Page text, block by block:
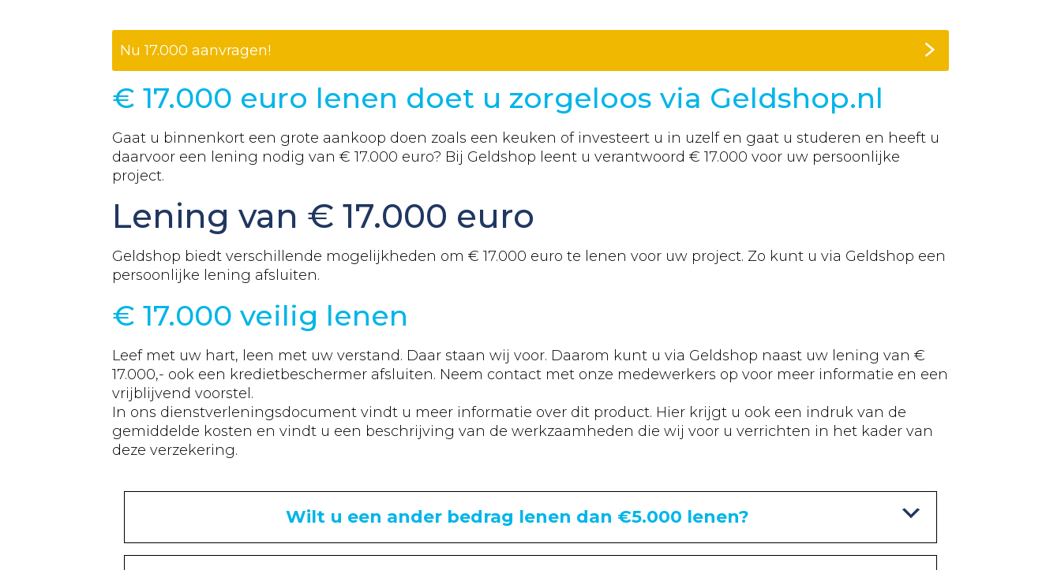
Nu17.000 aanvragen!
€17.000 euro lenen doet u zorgeloos via Geldshop.nl
Gaat u binnenkort een grote aankoop doen zoals een keuken of investeert u in uzelf en gaat u studeren en heeft u
daarvoor een lening nodig van €17.000 euro? Bij Geldshop leent u verantwoord €17.000 voor uw persoonlijke
project.
Lening van €17.000 euro
Geldshop biedt verschillende mogelijkheden om €17.000 euro te lenen voor uw project. Zo kunt u via Geldshop een
persoonlijke lening afsluiten.
€17.000 veilig lenen
Leef met uw hart, leen met uw verstand. Daar staan wij voor. Daarom kunt u via Geldshop naast uw lening van €
17.000,- ook een kredietbeschermer afsluiten. Neem contact met onze medewerkers op voor meer informatie en een
vrijblijvend voorstel.
In ons dienstverleningsdocument vindt u meer informatie over dit product. Hier krijgt u ook een indruk van de
gemiddelde kosten en vindt u een beschrijving van de werkzaamheden die wij voor u verrichten in het kader van
deze verzekering.
Wilt u een ander bedrag lenen dan €5.000 lenen?